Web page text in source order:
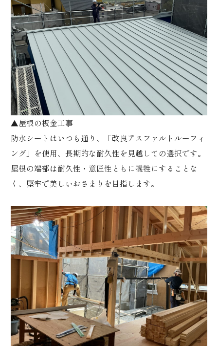
▲屋根の板金工事
防水シートはいつも通り、「改良アスファルトルーフィ
ング」を使用、長期的な耐久性を見越しての選択です。
屋根の端部は耐久性・意匠性ともに犠牲にすることな
く、堅牢で美しいおさまりを目指します。